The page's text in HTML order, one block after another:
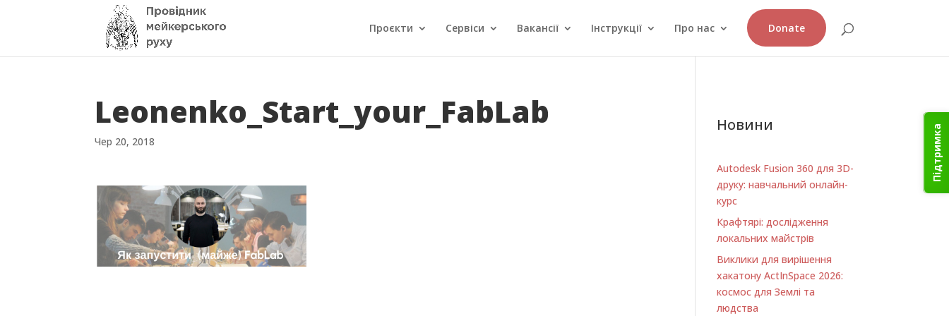
Підтримка
Проєкти Сервіси Вакансії Інструкції Про нас Donate
Leonenko_Start_your_FabLab
Чер 20, 2018
Новини
Autodesk Fusion 360 для 3D-
друку: навчальний онлайн-
курс
Крафтярі: дослідження
локальних майстрів
Виклики для вирішення
хакатону ActInSpace 2026:
космос для Землі та
людства